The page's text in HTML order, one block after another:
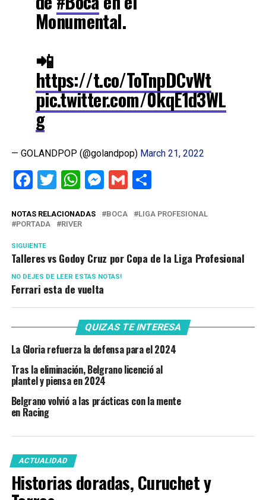
Monumental.
📲
https://t.co/ToTnpDCvWt
pic.twitter.com/0kqE1d3WL
g
— GOLANDPOP (@golandpop) March 21, 2022
Facebook
Twitter
WhatsApp
Messenger
GmailShare
NOTAS RELACIONADAS BOCA
LIGA PROFESIONAL
PORTADA
RIVER
SIGUIENTE
Talleres vs Godoy Cruz por Copa de la Liga Profesional
NO DEJES DE LEER ESTAS NOTAS!
Ferrari esta de vuelta
QUIZAS TE INTERESA
La Gloria refuerza la defensa para el 2024
Tras la eliminación, Belgrano licenció al
plantel y piensa en 2024
Belgrano volvió a las prácticas con la mente
en Racing
ACTUALIDAD
Historias doradas, Curuchet y